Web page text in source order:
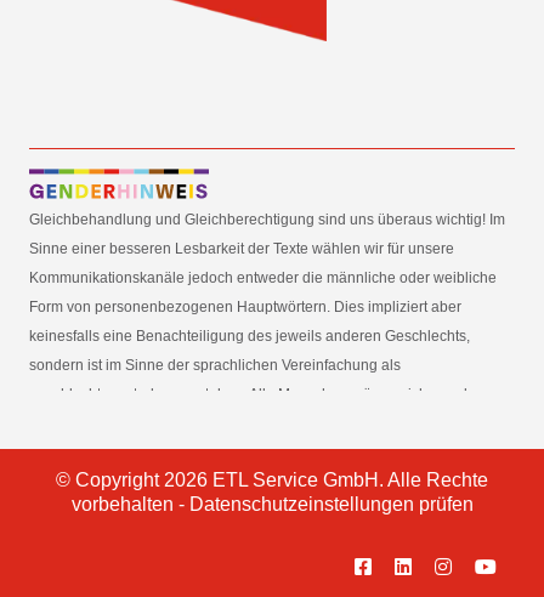
Gleichbehandlung und Gleichberechtigung sind uns überaus wichtig! Im
Sinne einer besseren Lesbarkeit der Texte wählen wir für unsere
Kommunikationskanäle jedoch entweder die männliche oder weibliche
Form von personenbezogenen Hauptwörtern. Dies impliziert aber
keinesfalls eine Benachteiligung des jeweils anderen Geschlechts,
sondern ist im Sinne der sprachlichen Vereinfachung als
geschlechtsneutral zu verstehen. Alle Menschen mögen sich von den
fühlen. Im Sinne der Gender Mainstreaming-Strategie der
Bundesregierung vertreten wir ausdrücklich eine Politik der
gleichstellungssensiblen Informationsvermittlung.
© Copyright 2026 ETL Service GmbH. Alle Rechte
vorbehalten - Datenschutzeinstellungen prüfen